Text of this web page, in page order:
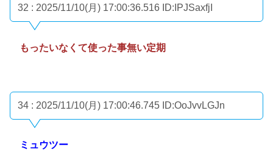
32 : 2025/11/10(月) 17:00:36.516 ID:IPJSaxfjI
もったいなくて使った事無い定期
34 : 2025/11/10(月) 17:00:46.745 ID:OoJvvLGJn
ミュウツー